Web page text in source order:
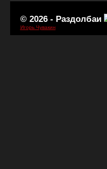
© 2026 - Раздолбаи
Игорь Чувакин